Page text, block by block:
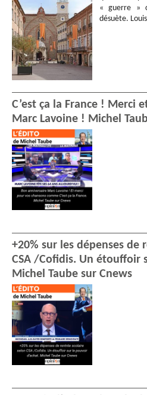
« guerre »
désuète.
C’est ça la France ! Merci
Marc Lavoine ! Michel
+20% sur les dépenses de
CSA /Cofidis. Un étouffoir
Michel Taube sur Cnews